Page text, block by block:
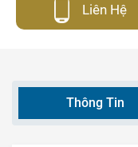
Liên Hệ
Thông Tin